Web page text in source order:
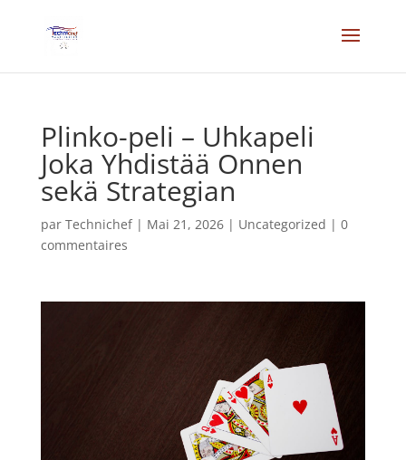
Plinko-peli – Uhkapeli
Joka Yhdistää Onnen
sekä Strategian
par Technichef| Mai 21, 2026| Uncategorized | 0
commentaires